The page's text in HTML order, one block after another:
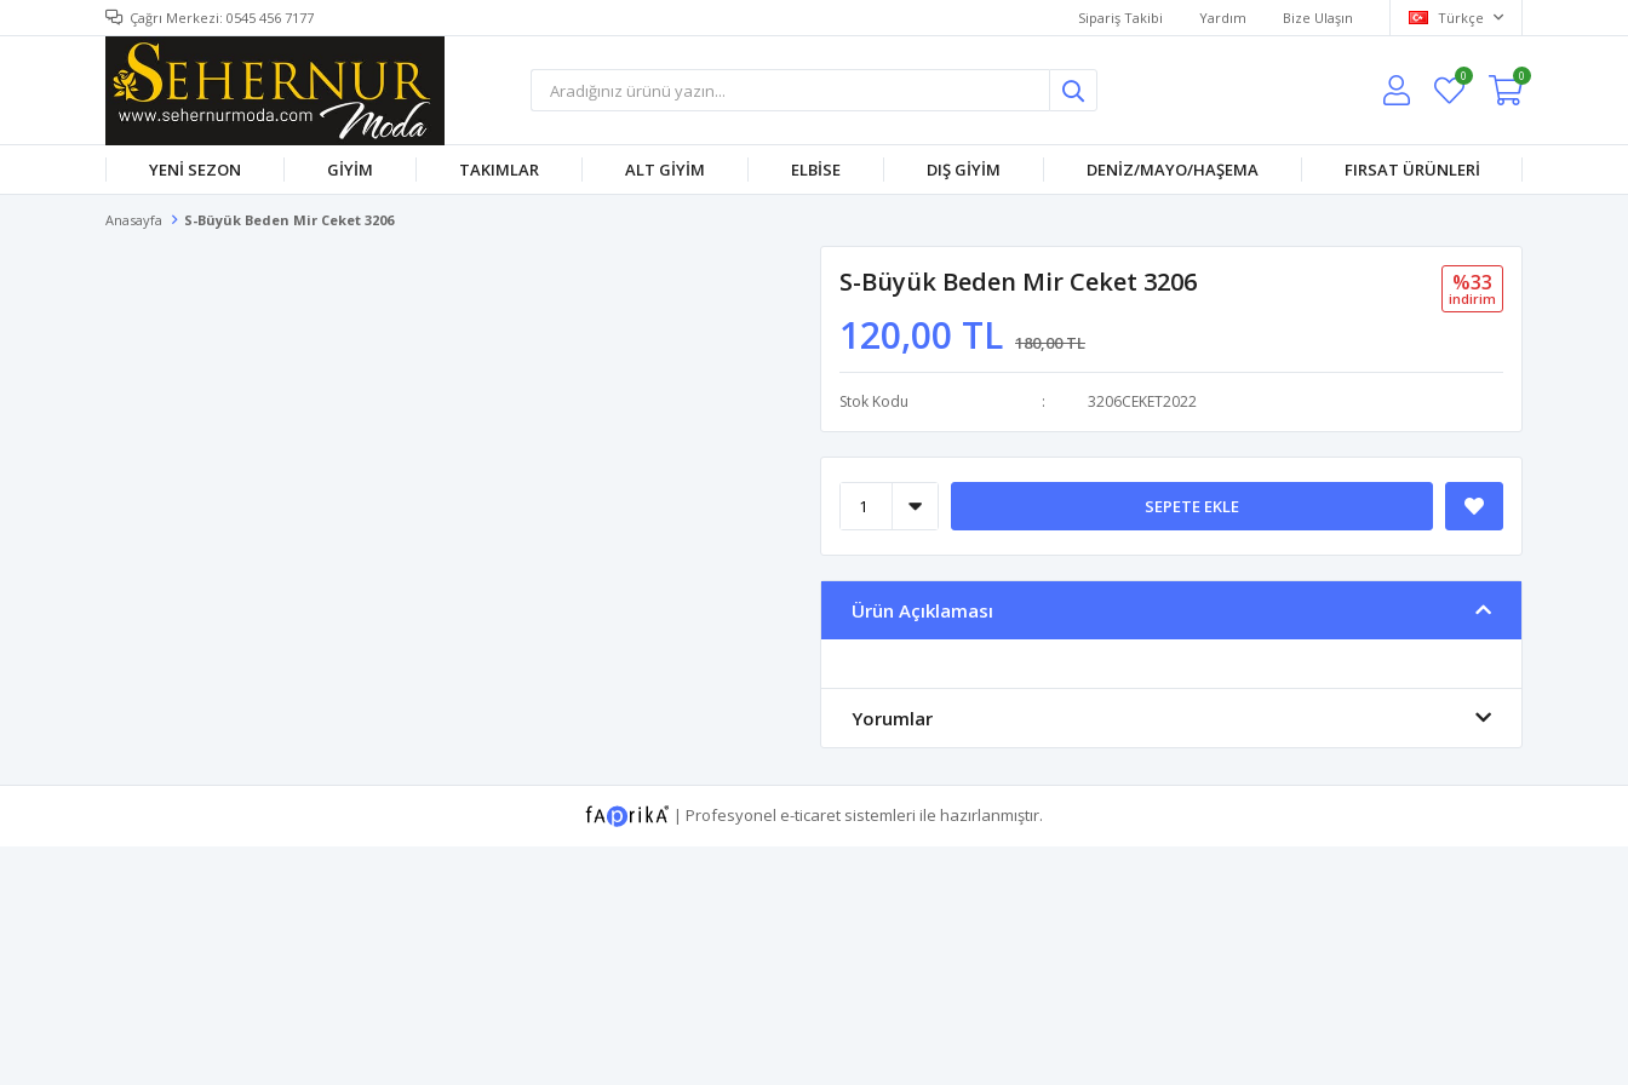
Çağrı Merkezi: 0545 456 7177 Sipariş Takibi Yardım Bize Ulaşın Türkçe
0 0
YENİ SEZON GİYİM TAKIMLAR ALT GİYİM ELBİSE DIŞ GİYİM DENİZ/MAYO/HAŞEMA FIRSAT ÜRÜNLERİ
Anasayfa S-Büyük Beden Mir Ceket 3206
S-Büyük Beden Mir Ceket 3206
120,00 TL 180,00 TL
%33
i̇ndi̇ri̇m
Stok Kodu 3206CEKET2022
SEPETE EKLE
Ürün Açıklaması
Yorumlar
| Profesyonel e-ticaret sistemleri ile hazırlanmıştır.